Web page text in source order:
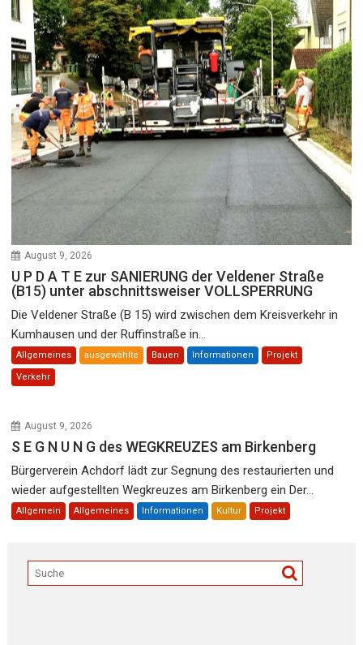
August 9, 2026
U P D A T E zur SANIERUNG der Veldener Straße
(B15) unter abschnittsweiser VOLLSPERRUNG
Die Veldener Straße (B 15) wird zwischen dem Kreisverkehr in
Kumhausen und der Ruffinstraße in...
Allgemeines ausgewählte Bauen Informationen Projekt
Verkehr
August 9, 2026
S E G N U N G des WEGKREUZES am Birkenberg
Bürgerverein Achdorf lädt zur Segnung des restaurierten und
wieder aufgestellten Wegkreuzes am Birkenberg ein Der...
Allgemein Allgemeines Informationen Kultur Projekt